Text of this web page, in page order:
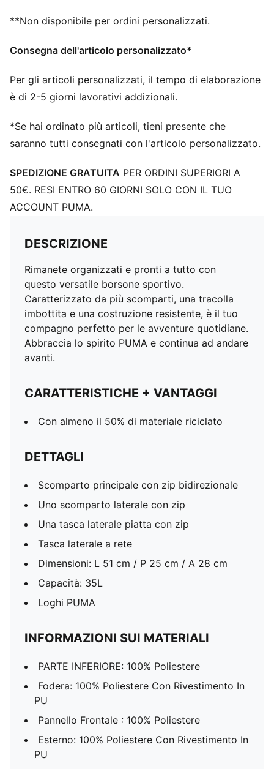
**Non disponibile per ordini personalizzati.
Consegna dell'articolo personalizzato*
Per gli articoli personalizzati, il tempo di elaborazione
è di 2-5 giorni lavorativi addizionali.
*Se hai ordinato più articoli, tieni presente che
saranno tutti consegnati con l'articolo personalizzato.
SPEDIZIONE GRATUITA PER ORDINI SUPERIORI A
50€. RESI ENTRO 60 GIORNI SOLO CON IL TUO
ACCOUNT PUMA.
DESCRIZIONE
Rimanete organizzati e pronti a tutto con
questo versatile borsone sportivo.
Caratterizzato da più scomparti, una tracolla
imbottita e una costruzione resistente, è il tuo
compagno perfetto per le avventure quotidiane.
Abbraccia lo spirito PUMA e continua ad andare
avanti.
CARATTERISTICHE + VANTAGGI
Con almeno il 50% di materiale riciclato
DETTAGLI
Scomparto principale con zip bidirezionale
Uno scomparto laterale con zip
Una tasca laterale piatta con zip
Tasca laterale a rete
Dimensioni: L 51 cm / P 25 cm / A 28 cm
Capacità: 35L
Loghi PUMA
INFORMAZIONI SUI MATERIALI
PARTE INFERIORE: 100% Poliestere
Fodera: 100% Poliestere Con Rivestimento In
PU
Pannello Frontale : 100% Poliestere
Esterno: 100% Poliestere Con Rivestimento In
PU